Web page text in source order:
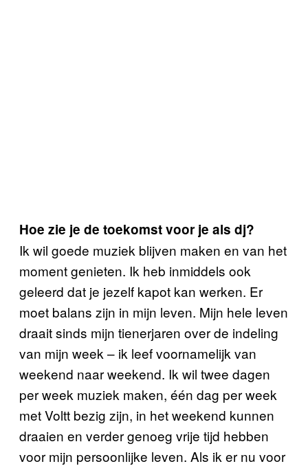
Hoe zie je de toekomst voor je als dj?
Ik wil goede muziek blijven maken en van het
moment genieten. Ik heb inmiddels ook
geleerd dat je jezelf kapot kan werken. Er
moet balans zijn in mijn leven. Mijn hele leven
draait sinds mijn tienerjaren over de indeling
van mijn week – ik leef voornamelijk van
weekend naar weekend. Ik wil twee dagen
per week muziek maken, één dag per week
met Voltt bezig zijn, in het weekend kunnen
draaien en verder genoeg vrije tijd hebben
voor mijn persoonlijke leven. Als ik er nu voor